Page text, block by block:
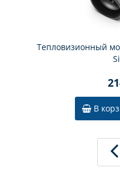
Тепловизионный
В